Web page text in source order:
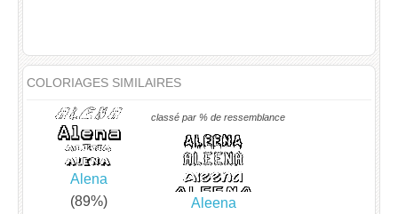
COLORIAGES SIMILAIRES
classé par % de ressemblance
Alena
(89%)
Aleena